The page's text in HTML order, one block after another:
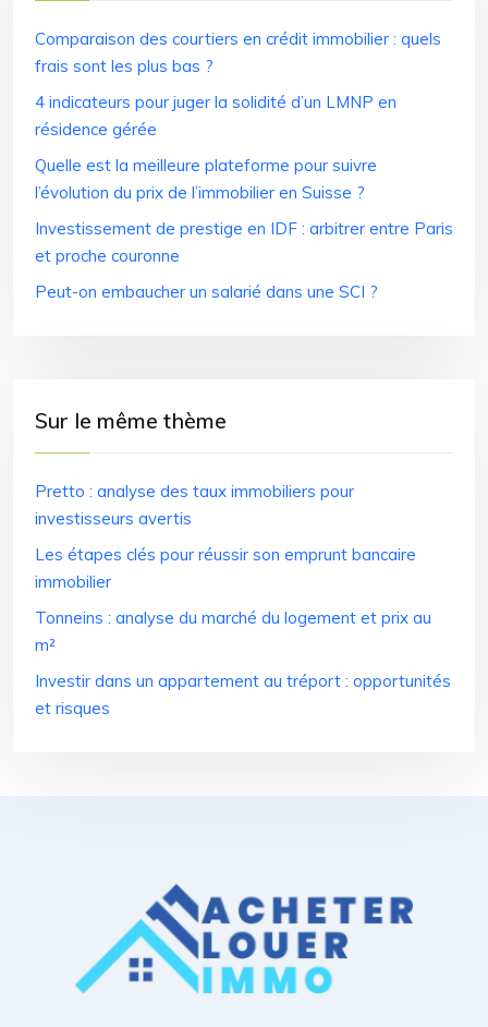
Comparaison des courtiers en crédit immobilier : quels
frais sont les plus bas ?
4 indicateurs pour juger la solidité d’un LMNP en
résidence gérée
Quelle est la meilleure plateforme pour suivre
l’évolution du prix de l’immobilier en Suisse ?
Investissement de prestige en IDF : arbitrer entre Paris
et proche couronne
Peut-on embaucher un salarié dans une SCI ?
Sur le même thème
Pretto : analyse des taux immobiliers pour
investisseurs avertis
Les étapes clés pour réussir son emprunt bancaire
immobilier
Tonneins : analyse du marché du logement et prix au
m²
Investir dans un appartement au tréport : opportunités
et risques